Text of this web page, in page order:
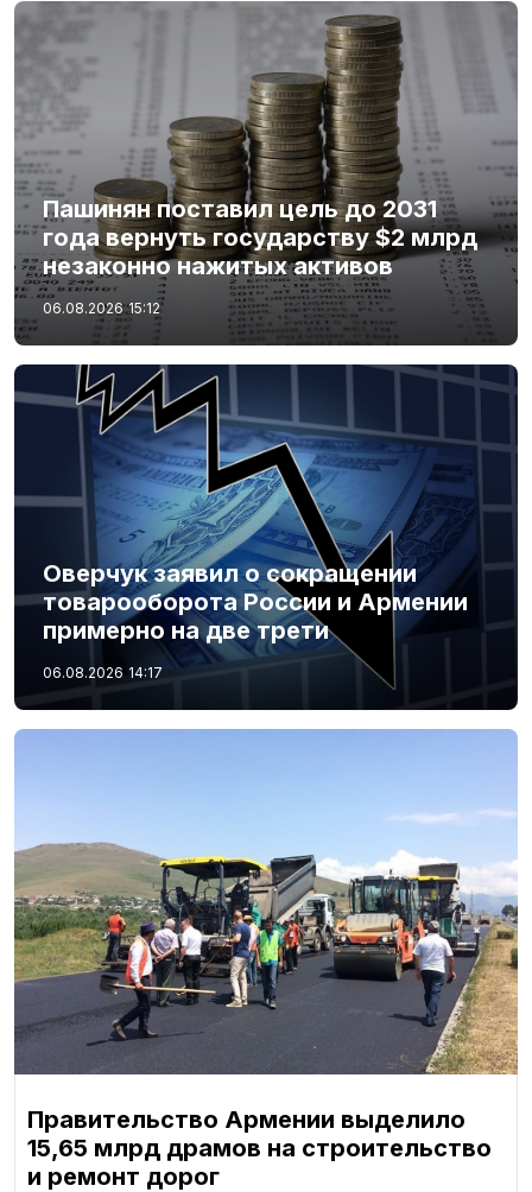
Пашинян поставил цель до 2031
года вернуть государству $2 млрд
незаконно нажитых активов
06.08.2026 15:12
Оверчук заявил о сокращении
товарооборота России и Армении
примерно на две трети
06.08.2026 14:17
Правительство Армении выделило
15,65 млрд драмов на строительство
и ремонт дорог